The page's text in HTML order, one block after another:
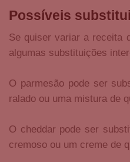
Possíveis
Se quiser variar a receita
algumas substituições
O parmesão pode ser
ralado ou uma mistura de
O cheddar pode ser
cremoso ou um creme de